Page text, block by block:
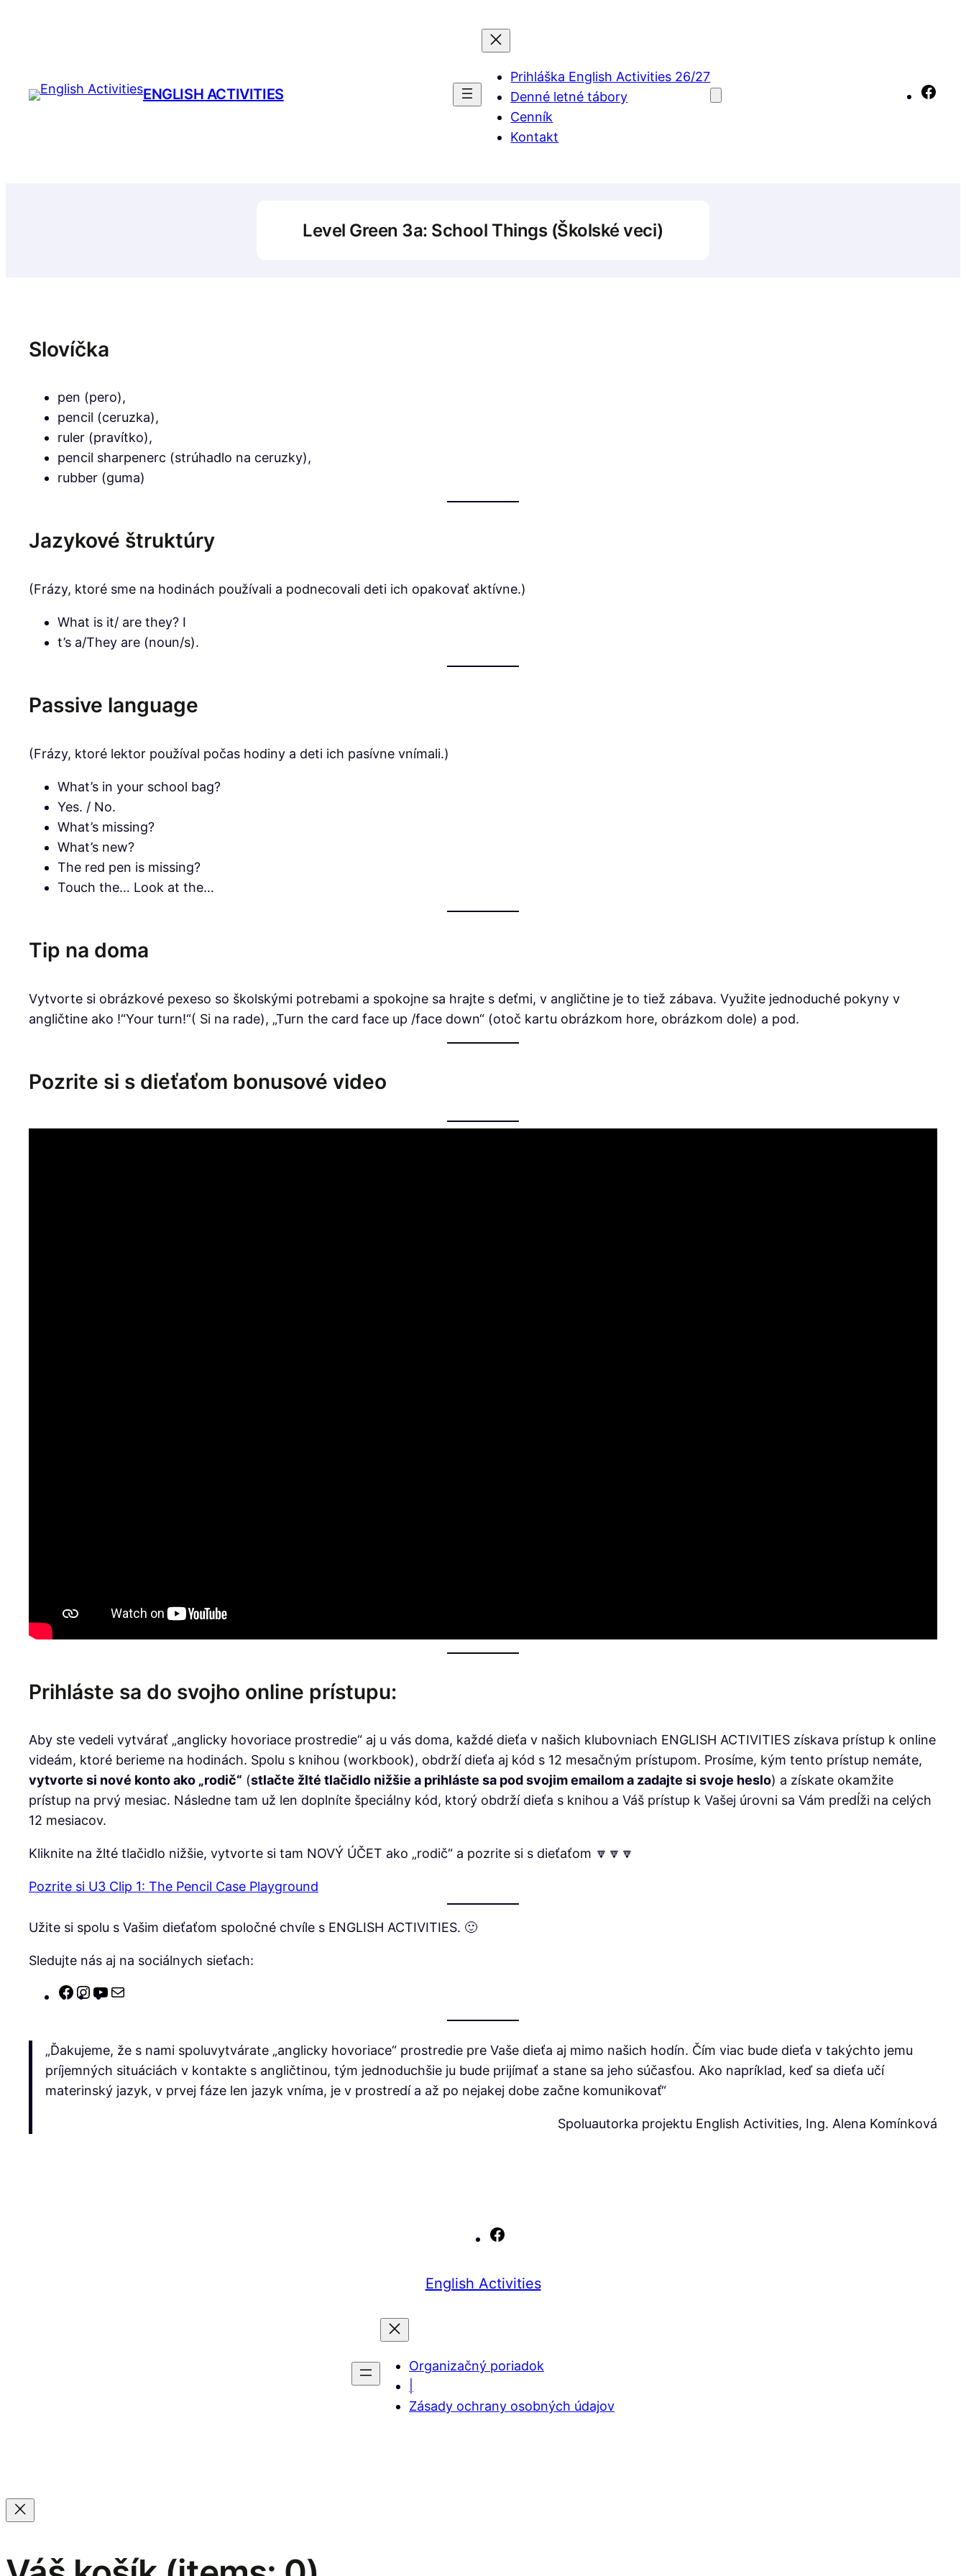
ENGLISH ACTIVITIES
Prihláška English Activities 26/27
Denné letné tábory
Cenník
Kontakt
Level Green 3a: School Things (Školské veci)
Slovíčka
pen (pero),
pencil (ceruzka),
ruler (pravítko),
pencil sharpenerc (strúhadlo na ceruzky),
rubber (guma)
Jazykové štruktúry
(Frázy, ktoré sme na hodinách používali a podnecovali deti ich opakovať aktívne.)
What is it/ are they? I
t’s a/They are (noun/s).
Passive language
(Frázy, ktoré lektor používal počas hodiny a deti ich pasívne vnímali.)
What’s in your school bag?
Yes. / No.
What’s missing?
What’s new?
The red pen is missing?
Touch the… Look at the…
Tip na doma
Vytvorte si obrázkové pexeso so školskými potrebami a spokojne sa hrajte s deťmi, v angličtine je to tiež zábava. Využite jednoduché pokyny v
angličtine ako !“Your turn!“( Si na rade), „Turn the card face up /face down“ (otoč kartu obrázkom hore, obrázkom dole) a pod.
Pozrite si s dieťaťom bonusové video
Prihláste sa do svojho online prístupu:
Aby ste vedeli vytvárať „anglicky hovoriace prostredie“ aj u vás doma, každé dieťa v našich klubovniach ENGLISH ACTIVITIES získava prístup k online
videám, ktoré berieme na hodinách. Spolu s knihou (workbook), obdrží dieťa aj kód s 12 mesačným prístupom. Prosíme, kým tento prístup nemáte,
vytvorte si nové konto ako „rodič“ (stlačte žlté tlačidlo nižšie a prihláste sa pod svojim emailom a zadajte si svoje heslo) a získate okamžite
prístup na prvý mesiac. Následne tam už len doplníte špeciálny kód, ktorý obdrží dieťa s knihou a Váš prístup k Vašej úrovni sa Vám predĺži na celých
12 mesiacov.
Kliknite na žlté tlačidlo nižšie, vytvorte si tam NOVÝ ÚČET ako „rodič“ a pozrite si s dieťaťom 🔽🔽🔽
Pozrite si U3 Clip 1: The Pencil Case Playground
Užite si spolu s Vašim dieťaťom spoločné chvíle s ENGLISH ACTIVITIES. 🙂
Sledujte nás aj na sociálnych sieťach:
Facebook
Instagram
YouTube
„Ďakujeme, že s nami spoluvytvárate „anglicky hovoriace“ prostredie pre Vaše dieťa aj mimo našich hodín. Čím viac bude dieťa v takýchto jemu
príjemných situáciách v kontakte s angličtinou, tým jednoduchšie ju bude prijímať a stane sa jeho súčasťou. Ako napríklad, keď sa dieťa učí
materinský jazyk, v prvej fáze len jazyk vníma, je v prostredí a až po nejakej dobe začne komunikovať“
Spoluautorka projektu English Activities, Ing. Alena Komínková
English Activities
Organizačný poriadok
Zásady ochrany osobných údajov